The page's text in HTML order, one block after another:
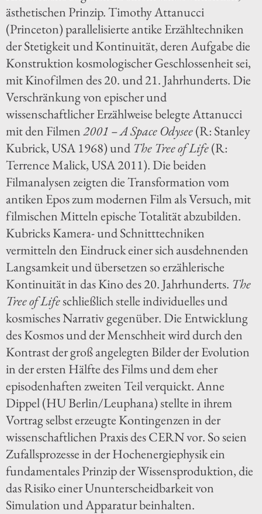
ästhetischen Prinzip. Timothy Attanucci
(Princeton) parallelisierte antike Erzähltechniken
der Stetigkeit und Kontinuität, deren Aufgabe die
Konstruktion kosmologischer Geschlossenheit sei,
mit Kinofilmen des 20. und 21. Jahrhunderts. Die
Verschränkung von epischer und
wissenschaftlicher Erzählweise belegte Attanucci
mit den Filmen2001 – A Space Odysee(R: Stanley
Kubrick, USA 1968) und The Tree of Life(R:
Terrence Malick, USA 2011). Die beiden
Filmanalysen zeigten die Transformation vom
antiken Epos zum modernen Film als Versuch, mit
filmischen Mitteln epische Totalität abzubilden.
Kubricks Kamera- und Schnitttechniken
vermitteln den Eindruck einer sich ausdehnenden
Langsamkeit und übersetzen so erzählerische
Kontinuität in das Kino des 20. Jahrhunderts. The
Tree of Lifeschließlich stelle individuelles und
kosmisches Narrativ gegenüber. Die Entwicklung
des Kosmos und der Menschheit wird durch den
Kontrast der groß angelegten Bilder der Evolution
in der ersten Hälfte des Films und dem eher
episodenhaften zweiten Teil verquickt. Anne
Dippel (HU Berlin/Leuphana) stellte in ihrem
Vortrag selbst erzeugte Kontingenzen in der
wissenschaftlichen Praxis des CERN vor. So seien
Zufallsprozesse in der Hochenergiephysik ein
fundamentales Prinzip der Wissensproduktion, die
das Risiko einer Ununterscheidbarkeit von
Simulation und Apparatur beinhalten.